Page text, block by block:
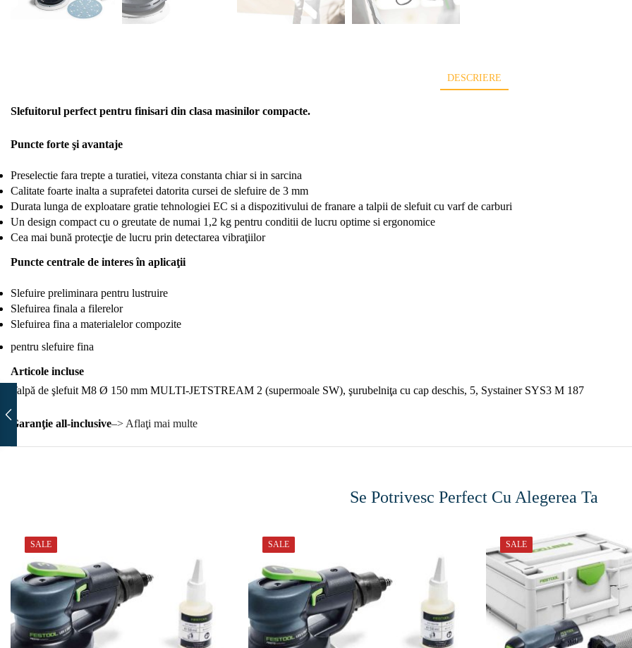
DESCRIERE
Slefuitorul perfect pentru finisari din clasa masinilor compacte.
Puncte forte şi avantaje
Preselectie fara trepte a turatiei, viteza constanta chiar si in sarcina
Calitate foarte inalta a suprafetei datorita cursei de slefuire de 3 mm
Durata lunga de exploatare gratie tehnologiei EC si a dispozitivului de franare a talpii de slefuit cu varf de carburi
Un design compact cu o greutate de numai 1,2 kg pentru conditii de lucru optime si ergonomice
Cea mai bună protecţie de lucru prin detectarea vibraţiilor
Puncte centrale de interes în aplicaţii
Slefuire preliminara pentru lustruire
Slefuirea finala a filerelor
Slefuirea fina a materialelor compozite
pentru slefuire fina
Articole incluse
Talpă de şlefuit M8 Ø 150 mm MULTI-JETSTREAM 2 (supermoale SW), şurubelniţa cu cap deschis, 5, Systainer SYS3 M 187
Garanţie all-inclusive–> Aflaţi mai multe
Se Potrivesc Perfect Cu Alegerea Ta
SALE SALE SALE